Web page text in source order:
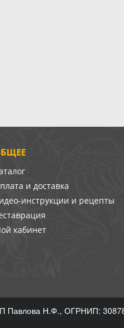
и доставка
инструкции и рецепты
кабинет
Павлова Н.Ф., ОГРНИП: